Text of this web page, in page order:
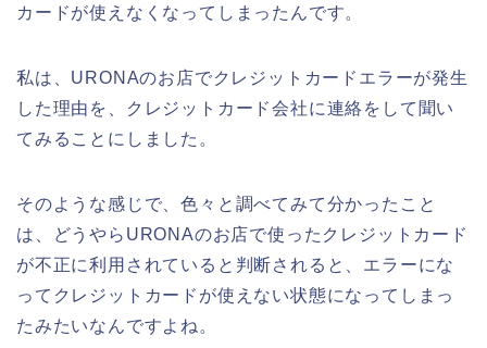
カードが使えなくなってしまったんです。
私は、URONAのお店でクレジットカードエラーが発生
した理由を、クレジットカード会社に連絡をして聞い
てみることにしました。
そのような感じで、色々と調べてみて分かったこと
は、どうやらURONAのお店で使ったクレジットカード
が不正に利用されていると判断されると、エラーにな
ってクレジットカードが使えない状態になってしまっ
たみたいなんですよね。